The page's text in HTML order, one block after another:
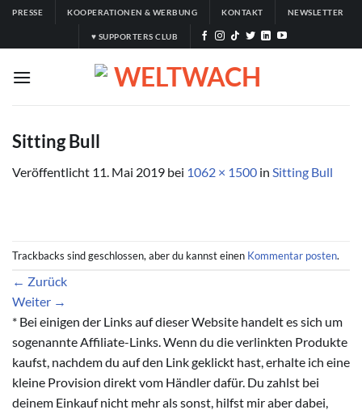
Zum
springen
PRESSE KOOPERATIONEN & WERBUNG KONTAKT NEWSLETTER
♥ SUPPORTERS CLUB
Sitting Bull
Veröffentlicht 11. Mai 2019 bei 1062 × 1500 in Sitting Bull
Trackbacks sind geschlossen, aber du kannst einen Kommentar posten.
← Zurück
Weiter →
* Bei einigen der Links auf dieser Website handelt es sich um
sogenannte Affiliate-Links. Wenn du die verlinkten Produkte
kaufst, nachdem du auf den Link geklickt hast, erhalte ich eine
kleine Provision direkt vom Händler dafür. Du zahlst bei
deinem Einkauf nicht mehr als sonst, hilfst mir aber dabei,